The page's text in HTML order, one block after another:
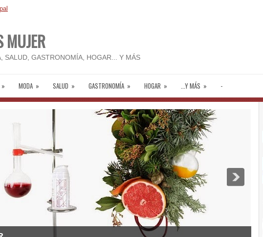
MUJER
SALUD, GASTRONOMÍA, HOGAR... Y MÁS
» MODA » SALUD » GASTRONOMÍA » HOGAR » ...Y MÁS » -